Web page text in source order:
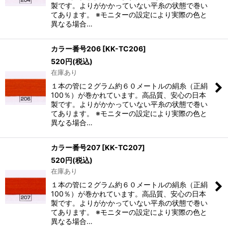
製です。よりがかかっていない平糸の状態で巻い
てあります。 ※モニターの設定により実際の色と
異なる場合…
カラー番号206 [KK-TC206]
520円(税込)
在庫あり
１本の管に２グラム約６０メートルの絹糸（正絹
100％）が巻かれています。高品質、安心の日本
製です。よりがかかっていない平糸の状態で巻い
てあります。 ※モニターの設定により実際の色と
異なる場合…
カラー番号207 [KK-TC207]
520円(税込)
在庫あり
１本の管に２グラム約６０メートルの絹糸（正絹
100％）が巻かれています。高品質、安心の日本
製です。よりがかかっていない平糸の状態で巻い
てあります。 ※モニターの設定により実際の色と
異なる場合…